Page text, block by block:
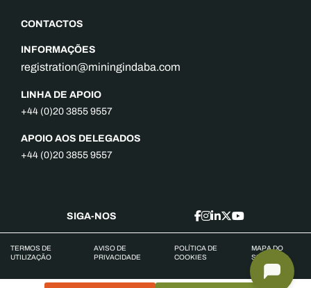
CONTACTOS
INFORMAÇÕES
registration@miningindaba.com
LINHA DE APOIO
+44 (0)20 3855 9557
APOIO AOS DELEGADOS
+44 (0)20 3855 9557
SIGA-NOS
TERMOS DE
UTILIZAÇÃO
AVISO DE
PRIVACIDADE
POLÍTICA DE
COOKIES
MAPA DO
SITE